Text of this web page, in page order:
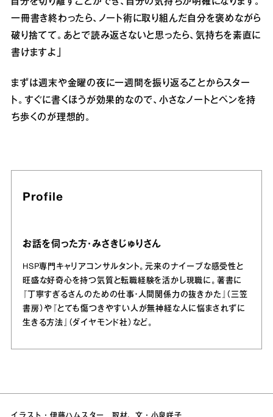
一冊書き終わったら、ノート術に取り組んだ自分を褒めながら
破り捨てて。あとで読み返さないと思ったら、気持ちを素直に
書けますよ」
まずは週末や金曜の夜に一週間を振り返ることからスター
ト。すぐに書くほうが効果的なので、小さなノートとペンを持
ち歩くのが理想的。
Profile
お話を伺った方・みさきじゅりさん
HSP専門キャリアコンサルタント。元来のナイーブな感受性と
旺盛な好奇心を持つ気質と転職経験を活かし現職に。著書に
『丁寧すぎるさんのための仕事・人間関係力の抜きかた』（三笠
書房）や『とても傷つきやすい人が無神経な人に悩まされずに
生きる方法』（ダイヤモンド社）など。